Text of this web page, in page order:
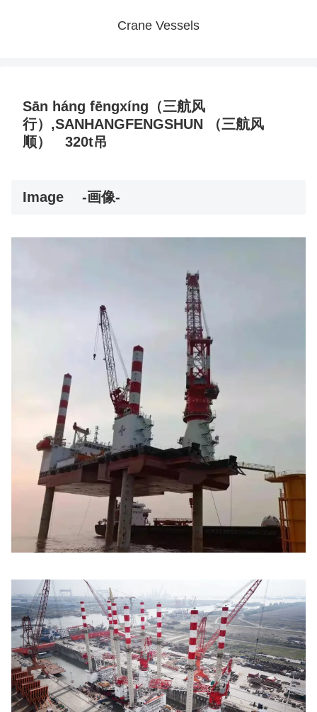
Crane Vessels
Sān háng fēngxíng（三航风
行）,SANHANGFENGSHUN （三航风
顺） 320t吊